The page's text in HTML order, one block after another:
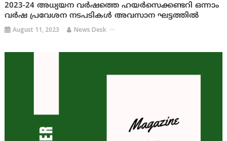
2023-24 അധ്യയന വർഷത്തെ ഹയർസെക്കണ്ടറി ഒന്നാം
വർഷ പ്രവേശന നടപടികൾ അവസാന ഘട്ടത്തിൽ
August 11, 2023 News Desk